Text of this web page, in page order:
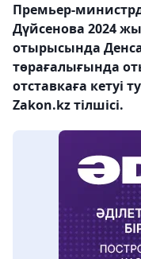
Премьер-
Дүйсенова 2024
отырысында
төрағалығында
отставкаға кетуі
Zakon.kz тілшісі.